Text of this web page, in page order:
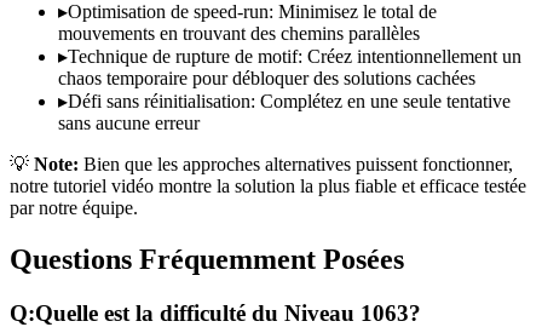
▸Optimisation de speed-run: Minimisez le total de
mouvements en trouvant des chemins parallèles
▸Technique de rupture de motif: Créez intentionnellement un
chaos temporaire pour débloquer des solutions cachées
▸Défi sans réinitialisation: Complétez en une seule tentative
sans aucune erreur
💡 Note: Bien que les approches alternatives puissent fonctionner,
notre tutoriel vidéo montre la solution la plus fiable et efficace testée
par notre équipe.
Questions Fréquemment Posées
Q:Quelle est la difficulté du Niveau 1063?